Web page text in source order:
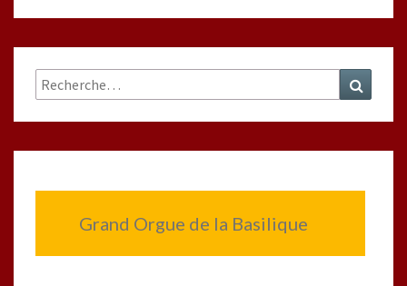
Rechercher :
Grand Orgue de la Basilique